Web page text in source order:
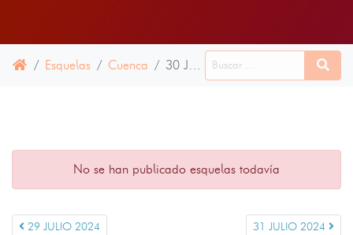
Esquelas Cuenca 30 JULIO 2024
No se han publicado esquelas todavía
29 JULIO 2024 31 JULIO 2024